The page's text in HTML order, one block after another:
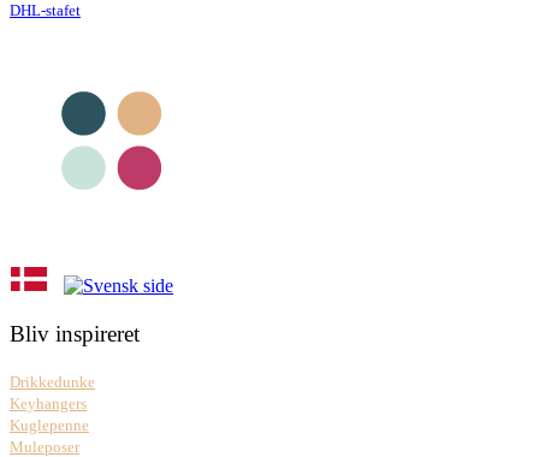
DHL-stafet
Bliv inspireret
Drikkedunke
Keyhangers
Kuglepenne
Muleposer